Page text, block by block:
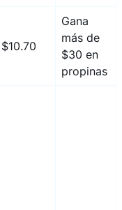
$10.70
Gana
más de
$30 en
propinas